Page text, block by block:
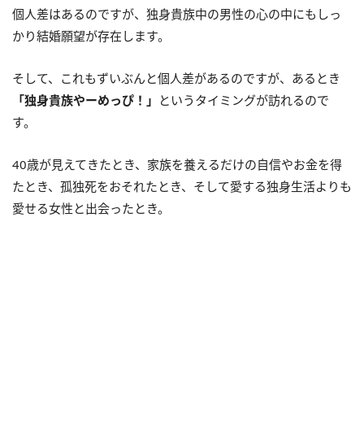
個人差はあるのですが、独身貴族中の男性の心の中にもしっ
かり結婚願望が存在します。
そして、これもずいぶんと個人差があるのですが、あるとき
「独身貴族やーめっぴ！」 というタイミングが訪れるので
す。
40歳が見えてきたとき、家族を養えるだけの自信やお金を得
たとき、孤独死をおそれたとき、そして愛する独身生活よりも
愛せる女性と出会ったとき。